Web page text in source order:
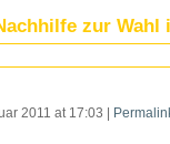
zur Wahl
2011 at 17:03